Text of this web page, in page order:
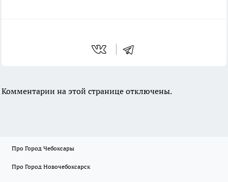
Комментарии на этой странице отключены.
Про Город Чебоксары
Про Город Новочебоксарск